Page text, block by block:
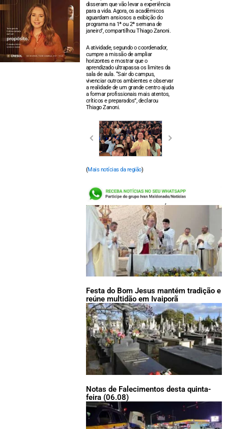
disseram que vão levar a experiência
para a vida. Agora, os acadêmicos
aguardam ansiosos a exibição do
programa na 1ª ou 2ª semana de
janeiro”, compartilhou Thiago Zanoni.
A atividade, segundo o coordenador,
cumpre a missão de ampliar
horizontes e mostrar que o
aprendizado ultrapassa os limites da
sala de aula. “Sair do campus,
vivenciar outros ambientes e observar
a realidade de um grande centro ajuda
a formar profissionais mais atentos,
críticos e preparados”, declarou
Thiago Zanoni.
(Mais notícias da região)
LEIA TAMBÉM:
Festa do Bom Jesus mantém tradição e
reúne multidão em Ivaiporã
Notas de Falecimentos desta quinta-
feira (06.08)